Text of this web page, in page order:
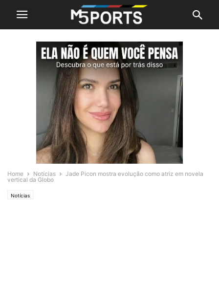
Home Notícias
Jade Picon mostra evolução como atriz em novela
vertical da Globo
Notícias